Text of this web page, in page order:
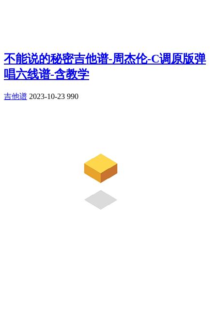
不能说的秘密吉他谱-周杰伦-C调原版弹
唱六线谱-含教学
吉他谱 2023-10-23 990